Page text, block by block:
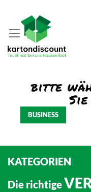
BUSINESS
KATEGORIEN
Die richtige